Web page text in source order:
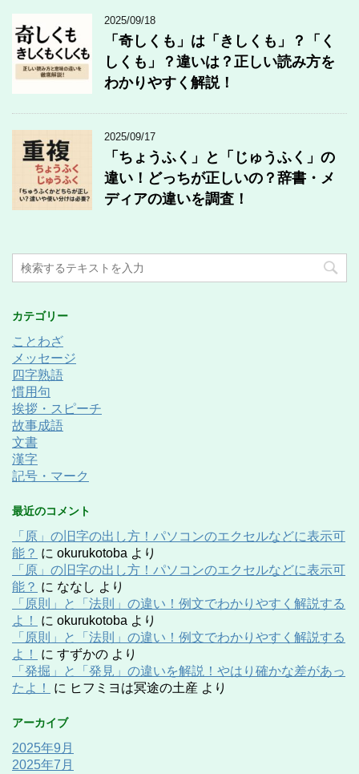
2025/09/18
「奇しくも」は「きしくも」？「く
しくも」？違いは？正しい読み方を
わかりやすく解説！
2025/09/17
「ちょうふく」と「じゅうふく」の
違い！どっちが正しいの？辞書・メ
ディアの違いを調査！
カテゴリー
ことわざ
メッセージ
四字熟語
慣用句
挨拶・スピーチ
故事成語
文書
漢字
記号・マーク
最近のコメント
「原」の旧字の出し方！パソコンのエクセルなどに表示可
能？ に okurukotoba より
「原」の旧字の出し方！パソコンのエクセルなどに表示可
能？ に ななし より
「原則」と「法則」の違い！例文でわかりやすく解説する
よ！
に okurukotoba より
「原則」と「法則」の違い！例文でわかりやすく解説する
よ！
に すずかの より
「発掘」と「発見」の違いを解説！やはり確かな差があっ
たよ！
に ヒフミヨは冥途の土産 より
アーカイブ
2025年9月
2025年7月